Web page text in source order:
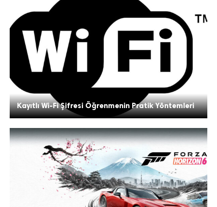
Kayıtlı Wi-Fi Şifresi Öğrenmenin Pratik Yöntemleri